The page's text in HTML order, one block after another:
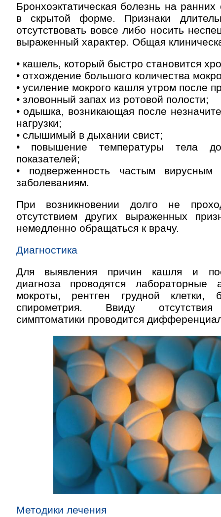
Бронхоэктатическая болезнь на ранних
в скрытой форме. Признаки
отсутствовать вовсе либо носить
выраженный характер. Общая
• кашель, который быстро становится
• отхождение большого количества
• усиление мокрого кашля утром после
• зловонный запах из ротовой полости;
• одышка, возникающая после
нагрузки;
• слышимый в дыхании свист;
• повышение температуры тела
показателей;
• подверженность частым
заболеваниям.
При возникновении долго не
отсутствием других выраженных
немедленно обращаться к врачу.
Диагностика
Для выявления причин кашля и
диагноза проводятся
мокроты, рентген грудной клетки,
спирометрия. Ввиду отсутствия
симптоматики проводится
Методики лечения